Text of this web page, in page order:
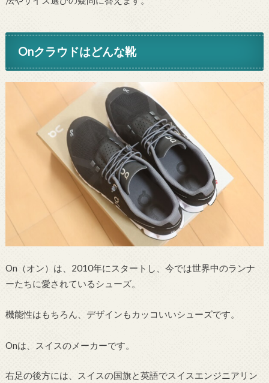
Onクラウドはどんな靴
On（オン）は、2010年にスタートし、今では世界中のランナ
ーたちに愛されているシューズ。
機能性はもちろん、デザインもカッコいいシューズです。
Onは、スイスのメーカーです。
右足の後方には、スイスの国旗と英語でスイスエンジニアリン